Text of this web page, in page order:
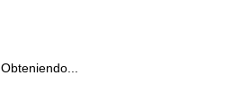
Obteniendo...